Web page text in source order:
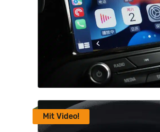
Mit Video!